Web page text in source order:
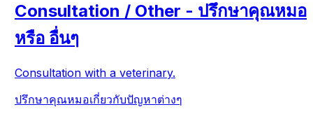
Consultation / Other - ปรึกษาคุณหมอ
หรือ อื่นๆ
Consultation with a veterinary.
ปรึกษาคุณหมอเกี่ยวกับปัญหาต่างๆ